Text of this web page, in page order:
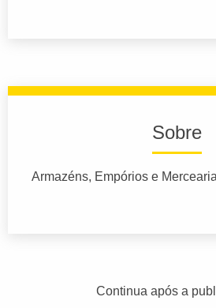
Sobre
Armazéns, Empórios e
Continua após a